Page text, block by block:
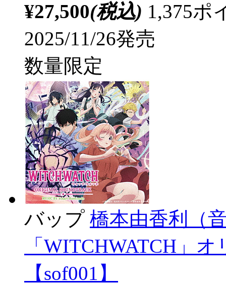
¥27,500(税込) 1,375ポ
2025/11/26発売
数量限定
バップ 橋本由香利（
「WITCHWATCH」
【sof001】